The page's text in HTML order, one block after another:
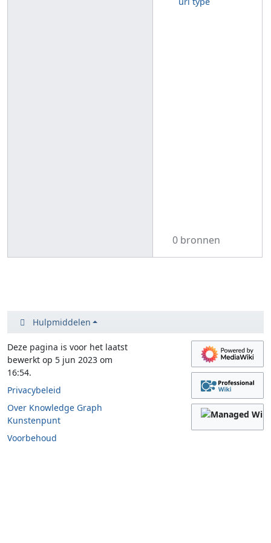
0 bronnen
Hulpmiddelen
Deze pagina is voor het laatst
bewerkt op 5 jun 2023 om
16:54.
Privacybeleid
Over Knowledge Graph
Kunstenpunt
Voorbehoud